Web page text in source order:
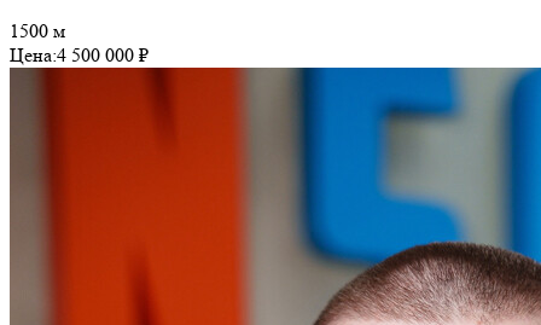
1500 м
Цена:4 500 000 ₽